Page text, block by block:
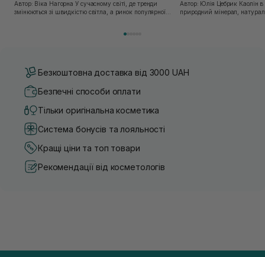
Автор: Віка Нагорна У сучасному світі, де тренди
змінюються зі швидкістю світла, а ринок популярної
Автор: Юлія Цебрик Каолін в косметології – це
природний мінерал,
Безкоштовна доставка від 3000 UAH
Безпечні способи оплати
Тільки оригінальна косметика
Система бонусів та лояльності
Кращі ціни та топ товари
Рекомендації від косметологів